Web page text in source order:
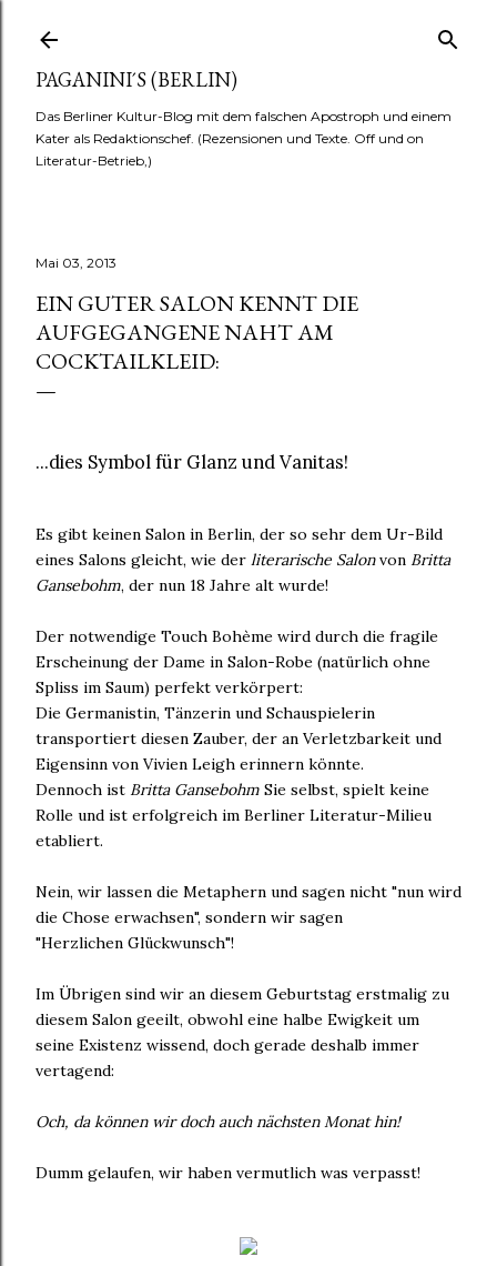
PAGANINI´S (BERLIN)
Das Berliner Kultur-Blog mit dem falschen Apostroph und einem
Kater als Redaktionschef. (Rezensionen und Texte. Off und on
Literatur-Betrieb,)
Mai 03, 2013
EIN GUTER SALON KENNT DIE
AUFGEGANGENE NAHT AM
COCKTAILKLEID:
...dies Symbol für Glanz und Vanitas!
Es gibt keinen Salon in Berlin, der so sehr dem Ur-Bild
eines Salons gleicht, wie der literarische Salonvon Britta
Gansebohm, der nun 18 Jahre alt wurde!
Der notwendige Touch Bohème wird durch die fragile
Erscheinung der Dame in Salon-Robe (natürlich ohne
Spliss im Saum) perfekt verkörpert:
Die Germanistin, Tänzerin und Schauspielerin
transportiert diesen Zauber, der an Verletzbarkeit und
Eigensinn von Vivien Leigh erinnern könnte.
Dennoch ist Britta Gansebohm Sie selbst, spielt keine
Rolle und ist erfolgreich im Berliner Literatur-Milieu
etabliert.
Nein, wir lassen die Metaphern und sagen nicht "nun wird
die Chose erwachsen", sondern wir sagen
"Herzlichen Glückwunsch"!
Im Übrigen sind wir an diesem Geburtstag erstmalig zu
diesem Salon geeilt, obwohl eine halbe Ewigkeit um
seine Existenz wissend, doch gerade deshalb immer
vertagend:
Och, da können wir doch auch nächsten Monat hin!
Dumm gelaufen, wir haben vermutlich was verpasst!